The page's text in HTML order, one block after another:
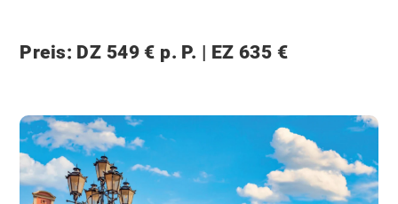
Preis: DZ 549 € p. P. | EZ 635 €